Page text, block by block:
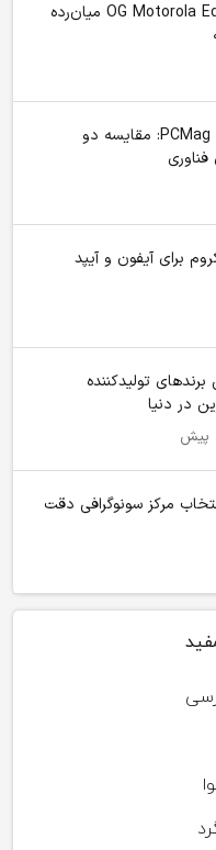
موتورولا OG Motorola Edge 5G میان‌رده
Faxty در مقابل PCMag: مقایسه دو
برای آیفون و آیپد
برندهای تولیدکننده
در دنیا
مرکز سونوگرافی دقت